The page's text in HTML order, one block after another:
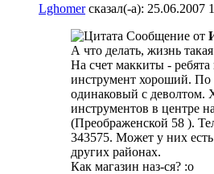
Lghomerсказал(-а): 25.06.2007
Сообщение от
А что делать, жизнь такая
На счет маккиты - ребята
инструмент хороший. По
одинаковый с деволтом.
инструментов в центре
(Преображенской 58 ).
343575. Может у них
других районах.
Как магазин наз-ся? :o